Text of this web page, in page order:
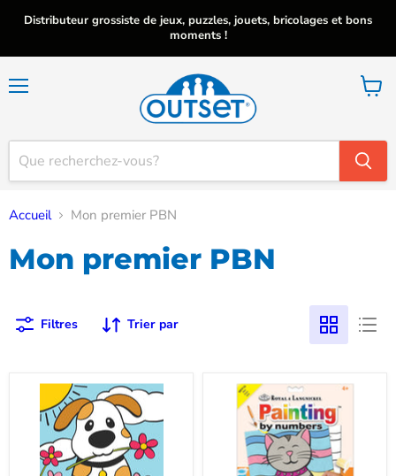
Distributeur grossiste de jeux, puzzles, jouets, bricolages et bons
moments !
Voir
Accueil Mon premier PBN
Mon premier PBN
Filtres Trier par